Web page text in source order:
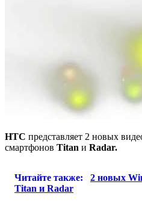
HTC представляет 2 новых
смартфонов Titan и Radar.
Читайте также:
2 новых
Titan и Radar